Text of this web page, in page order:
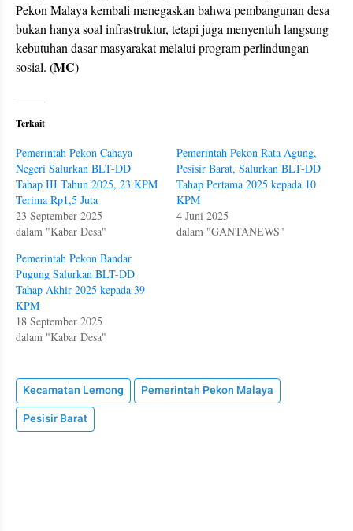
Pekon Malaya kembali menegaskan bahwa pembangunan desa
bukan hanya soal infrastruktur, tetapi juga menyentuh langsung
kebutuhan dasar masyarakat melalui program perlindungan
sosial. (MC)
Terkait
Pemerintah Pekon Cahaya
Negeri Salurkan BLT-DD
Tahap III Tahun 2025, 23 KPM
Terima Rp1,5 Juta
23 September 2025
dalam "Kabar Desa"
Pemerintah Pekon Rata Agung,
Pesisir Barat, Salurkan BLT-DD
Tahap Pertama 2025 kepada 10
KPM
4 Juni 2025
dalam "GANTANEWS"
Pemerintah Pekon Bandar
Pugung Salurkan BLT-DD
Tahap Akhir 2025 kepada 39
KPM
18 September 2025
dalam "Kabar Desa"
Kecamatan Lemong
Pemerintah Pekon Malaya
Pesisir Barat